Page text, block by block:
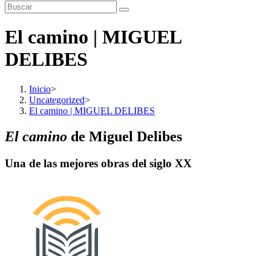
El camino | MIGUEL
DELIBES
Inicio>
Uncategorized>
El camino | MIGUEL DELIBES
El camino de Miguel Delibes
Una de las mejores obras del siglo XX